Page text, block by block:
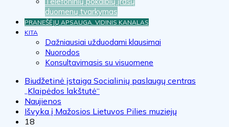
duomenų tvarkymas
PRANEŠĖJŲ APSAUGA. VIDINIS KANALAS
KITA
Dažniausiai užduodami klausimai
Nuorodos
Konsultavimasis su visuomene
Biudžetinė įstaiga Socialinių paslaugų centras
„Klaipėdos lakštutė“
Naujienos
Išvyka į Mažosios Lietuvos Pilies muziejų
18